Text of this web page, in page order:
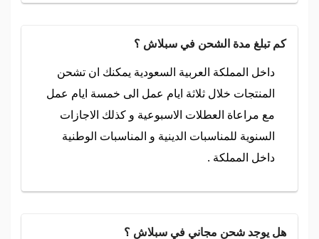
كم تبلغ مدة الشحن في سبلاش ؟
داخل المملكة العربية السعودية يمكنك ان تشحن
المنتجات خلال ثلاثة ايام عمل الى خمسة ايام عمل
مع مراعاة العطلات الاسبوعية و كذلك الاجازات
السنوية للمناسبات الدينية و المناسبات الوطنية
داخل المملكة .
هل يوجد شحن مجاني في سبلاش ؟